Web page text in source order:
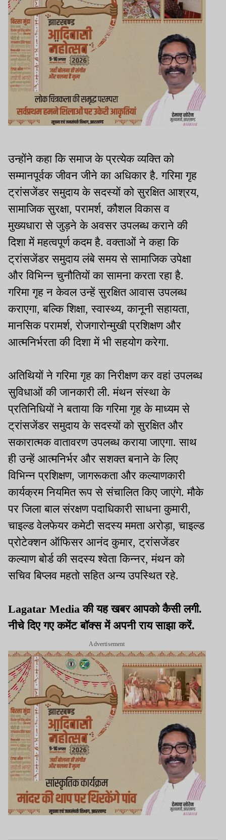
उन्होंने कहा कि समाज के प्रत्येक व्यक्ति को
सम्मानपूर्वक जीवन जीने का अधिकार है. गरिमा गृह
ट्रांसजेंडर समुदाय के सदस्यों को सुरक्षित आश्रय,
सामाजिक सुरक्षा, परामर्श, कौशल विकास व
मुख्यधारा से जुड़ने के अवसर उपलब्ध कराने की
दिशा में महत्वपूर्ण कदम है. वक्ताओं ने कहा कि
ट्रांसजेंडर समुदाय लंबे समय से सामाजिक उपेक्षा
और विभिन्न चुनौतियों का सामना करता रहा है.
गरिमा गृह न केवल उन्हें सुरक्षित आवास उपलब्ध
कराएगा, बल्कि शिक्षा, स्वास्थ्य, कानूनी सहायता,
मानसिक परामर्श, रोजगारोन्मुखी प्रशिक्षण और
आत्मनिर्भरता की दिशा में भी सहयोग करेगा.
अतिथियों ने गरिमा गृह का निरीक्षण कर वहां उपलब्ध
सुविधाओं की जानकारी ली. मंथन संस्था के
प्रतिनिधियों ने बताया कि गरिमा गृह के माध्यम से
ट्रांसजेंडर समुदाय के सदस्यों को सुरक्षित और
सकारात्मक वातावरण उपलब्ध कराया जाएगा. साथ
ही उन्हें आत्मनिर्भर और सशक्त बनाने के लिए
विभिन्न प्रशिक्षण, जागरूकता और कल्याणकारी
कार्यक्रम नियमित रूप से संचालित किए जाएंगे. मौके
पर जिला बाल संरक्षण पदाधिकारी साधना कुमारी,
चाइल्ड वेलफेयर कमेटी सदस्य ममता अरोड़ा, चाइल्ड
प्रोटेक्शन ऑफिसर आनंद कुमार, ट्रांसजेंडर
कल्याण बोर्ड की सदस्य श्वेता किन्नर, मंथन को
सचिव बिप्लव महतो सहित अन्य उपस्थित रहे.
Lagatar Media की यह खबर आपको कैसी लगी.
नीचे दिए गए कमेंट बॉक्स में अपनी राय साझा करें.
Advertisement